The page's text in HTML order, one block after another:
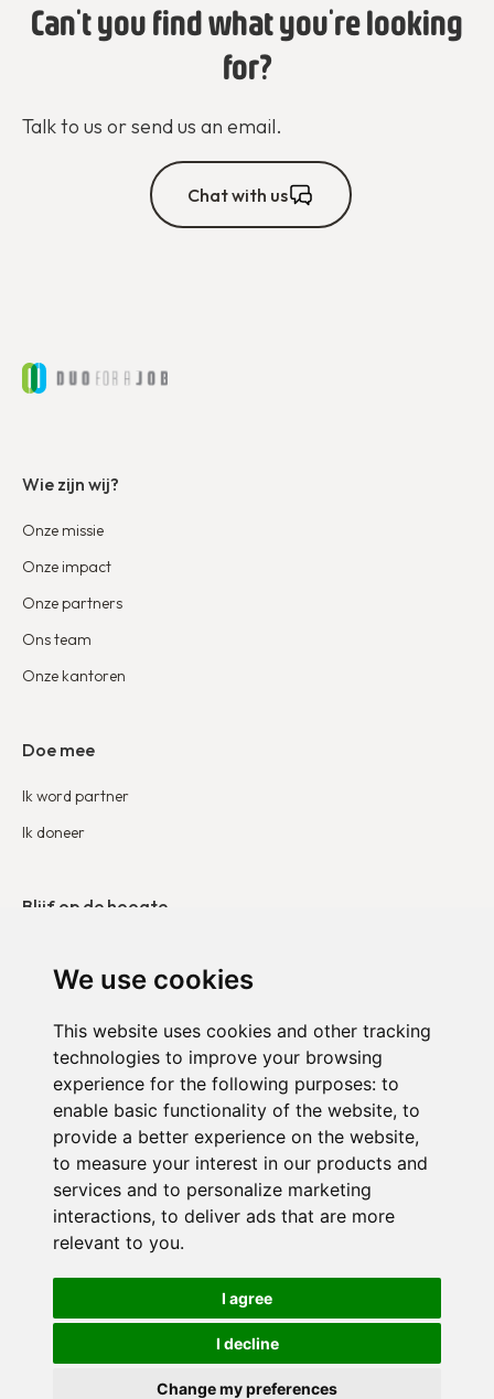
We use cookies
This website uses cookies and other tracking
technologies to improve your browsing
experience for the following purposes: to
enable basic functionality of the website, to
provide a better experience on the website,
to measure your interest in our products and
services and to personalize marketing
interactions, to deliver ads that are more
relevant to you.
I agree
I decline
Change my preferences
Can't you find what you're looking
for?
Talk to us or send us an email.
Chat with us
Wie zijn wij?
Onze missie
Onze impact
Onze partners
Ons team
Onze kantoren
Doe mee
Ik word partner
Ik doneer
Blijf op de hoogte
Neem contact op
Duo België
Duo Frankrijk
Duo Nederland
© 2024 Duo voor een baan. Alle rechten voorbehouden.
Vertrouwelijkheidsbeleid
Cookie-instellingen